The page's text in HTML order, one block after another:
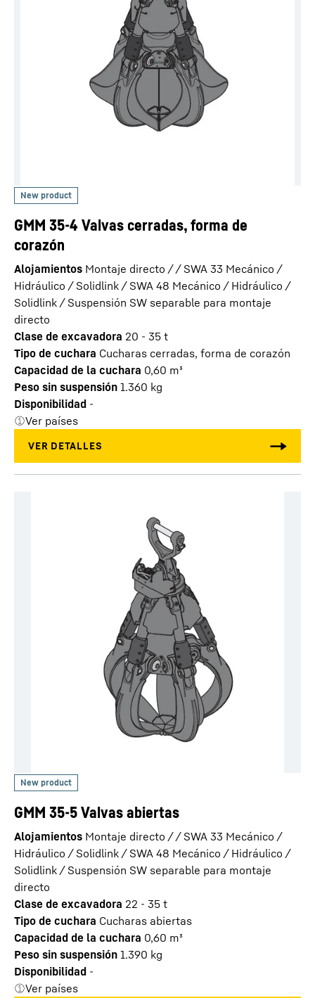
GMM 35-4 Valvas cerradas, forma de
corazón
Alojamientos Montaje directo / / SWA 33 Mecánico /
Hidráulico / Solidlink / SWA 48 Mecánico / Hidráulico /
Solidlink / Suspensión SW separable para montaje
directo
Clase de excavadora 20 - 35 t
Tipo de cuchara Cucharas cerradas, forma de corazón
Capacidad de la cuchara 0,60 m³
Peso sin suspensión 1.360 kg
Disponibilidad -
Ver países
GMM 35-5 Valvas abiertas
Alojamientos Montaje directo / / SWA 33 Mecánico /
Hidráulico / Solidlink / SWA 48 Mecánico / Hidráulico /
Solidlink / Suspensión SW separable para montaje
directo
Clase de excavadora 22 - 35 t
Tipo de cuchara Cucharas abiertas
Capacidad de la cuchara 0,60 m³
Peso sin suspensión 1.390 kg
Disponibilidad -
Ver países